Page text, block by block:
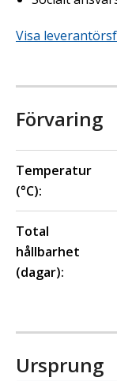
Visa
Förvaring
Temperatur
(°C):
Total
hållbarhet
(dagar):
Ursprung